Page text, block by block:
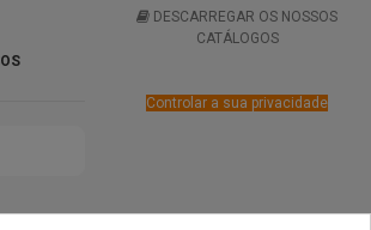
DESCARREGAR OS NOSSOS
CATÁLOGOS
Controlar a sua privacidade